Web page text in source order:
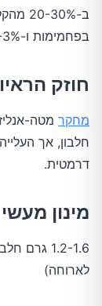
בפחמימות ו-0-3% בשומנים.
חוזק
מחקר
דרמטית.
מינון מעשי
1.2-1.6
לארוחה)